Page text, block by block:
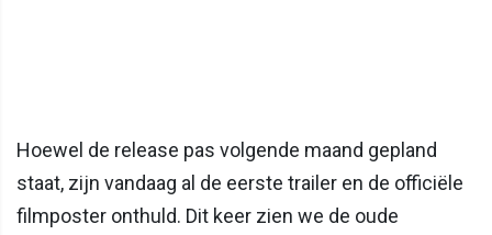
Hoewel de release pas volgende maand gepland
staat, zijn vandaag al de eerste trailer en de officiële
filmposter onthuld. Dit keer zien we de oude